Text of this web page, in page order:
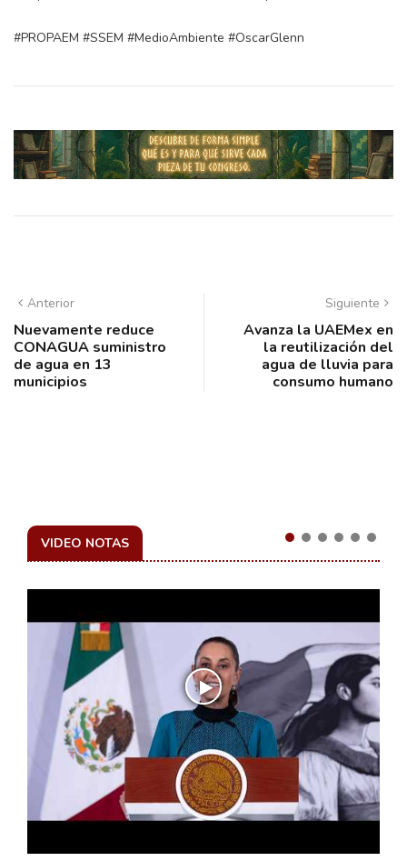
#PROPAEM #SSEM #MedioAmbiente #OscarGlenn
Anterior
Nuevamente reduce
CONAGUA suministro
de agua en 13
municipios
Siguiente
Avanza la UAEMex en
la reutilización del
agua de lluvia para
consumo humano
VIDEO NOTAS